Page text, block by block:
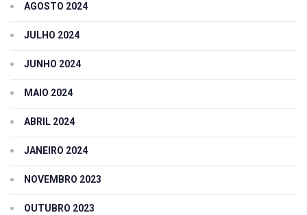
AGOSTO 2024
JULHO 2024
JUNHO 2024
MAIO 2024
ABRIL 2024
JANEIRO 2024
NOVEMBRO 2023
OUTUBRO 2023